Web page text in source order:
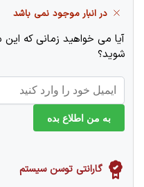
در انبار موجود نمی باشد
آیا می خواهید زمانی که
شوید؟
به من اطلاع بده
گارانتی توسن سیستم